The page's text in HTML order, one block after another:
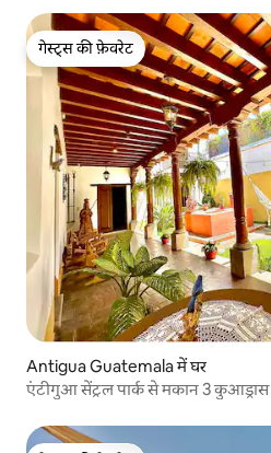
गेस्ट्स की फ़ेवरेट
गेस्ट्स की फ़ेवरेट
Antigua Guatemala में घर
एंटीगुआ सेंट्रल पार्क से मकान 3 कुआड्रास